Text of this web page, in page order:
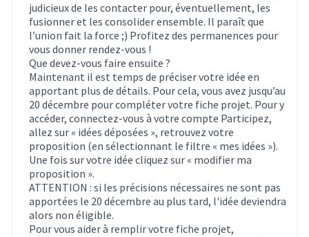
judicieux de les contacter pour, éventuellement, les
fusionner et les consolider ensemble. Il paraît que
l’union fait la force ;) Profitez des permanences pour
vous donner rendez-vous !
Que devez-vous faire ensuite ?
Maintenant il est temps de préciser votre idée en
apportant plus de détails. Pour cela, vous avez jusqu’au
20 décembre pour compléter votre fiche projet. Pour y
accéder, connectez-vous à votre compte Participez,
allez sur « idées déposées », retrouvez votre
proposition (en sélectionnant le filtre « mes idées »).
Une fois sur votre idée cliquez sur « modifier ma
proposition ».
ATTENTION : si les précisions nécessaires ne sont pas
apportées le 20 décembre au plus tard, l'idée deviendra
alors non éligible.
Pour vous aider à remplir votre fiche projet,